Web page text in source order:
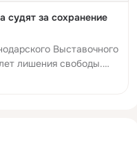
судят за сохранение
Выставочного
лишения свободы.
взрывчатых... РИА